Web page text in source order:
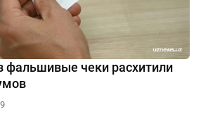
фальшивые чеки расхитили